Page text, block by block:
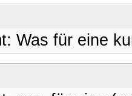
Was für eine